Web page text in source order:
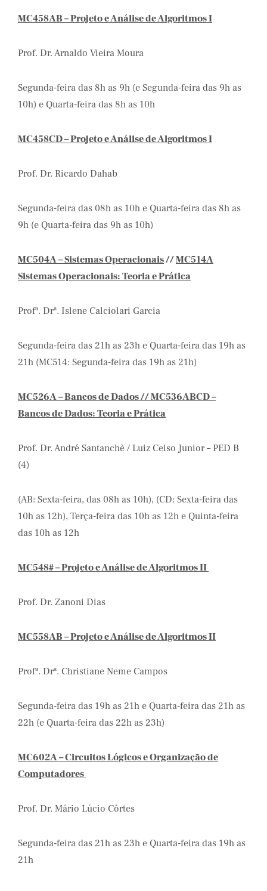
MC458AB – Projeto e Análise de Algoritmos I
Prof. Dr. Arnaldo Vieira Moura
Segunda-feira das 8h as 9h (e Segunda-feira das 9h as
10h) e Quarta-feira das 8h as 10h
MC458CD – Projeto e Análise de Algoritmos I
Prof. Dr. Ricardo Dahab
Segunda-feira das 08h as 10h e Quarta-feira das 8h as
9h (e Quarta-feira das 9h as 10h)
MC504A – Sistemas Operacionais//MC514A
Sistemas Operacionais: Teoria e Prática
Profª. Drª. Islene Calciolari Garcia
Segunda-feira das 21h as 23h e Quarta-feira das 19h as
21h (MC514: Segunda-feira das 19h as 21h)
MC526A – Bancos de Dados // MC536ABCD –
Bancos de Dados: Teoria e Prática
Prof. Dr. André Santanchè / Luiz Celso Junior – PED B
(4)
(AB: Sexta-feira, das 08h as 10h), (CD: Sexta-feira das
10h as 12h), Terça-feira das 10h as 12h e Quinta-feira
das 10h as 12h
MC548# – Projeto e Análise de Algoritmos II
Prof. Dr. Zanoni Dias
MC558AB – Projeto e Análise de Algoritmos II
Profª. Drª. Christiane Neme Campos
Segunda-feira das 19h as 21h e Quarta-feira das 21h as
22h (e Quarta-feira das 22h as 23h)
MC602A – Circuitos Lógicos e Organização de
Computadores
Prof. Dr. Mário Lúcio Côrtes
Segunda-feira das 21h as 23h e Quarta-feira das 19h as
21h